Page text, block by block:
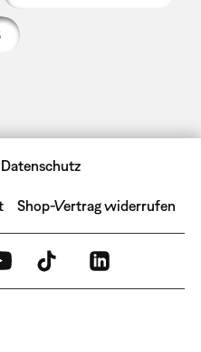
Datenschutz
Shop-Vertrag widerrufen